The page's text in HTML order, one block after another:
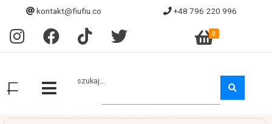
kontakt@fiufiu.co +48 796 220 996
0
szukaj...